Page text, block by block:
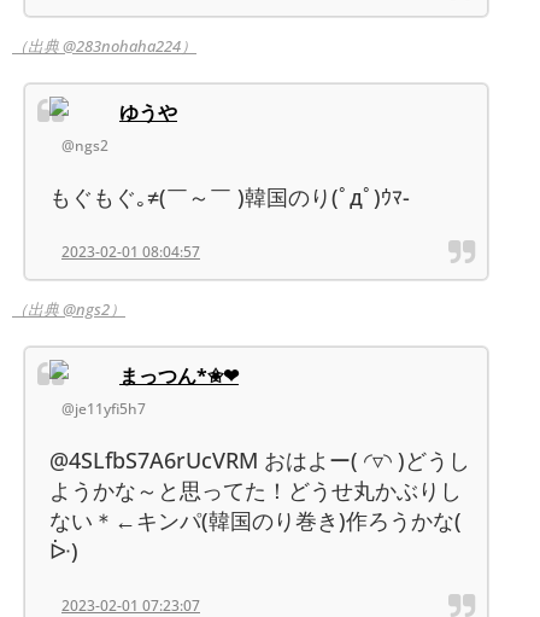
（出典 @283nohaha224）
ゆうや
@ngs2
もぐもぐ｡≠(￣～￣ )韓国のり(ﾟдﾟ)ｳﾏ-
2023-02-01 08:04:57
（出典 @ngs2）
まっつん*✬❤
@je11yfi5h7
@4SLfbS7A6rUcVRM おはよー( ◜▿◝ )どうし
ようかな～と思ってた！どうせ丸かぶりし
ない＊←キンパ(韓国のり巻き)作ろうかな(
ᐕ)
2023-02-01 07:23:07